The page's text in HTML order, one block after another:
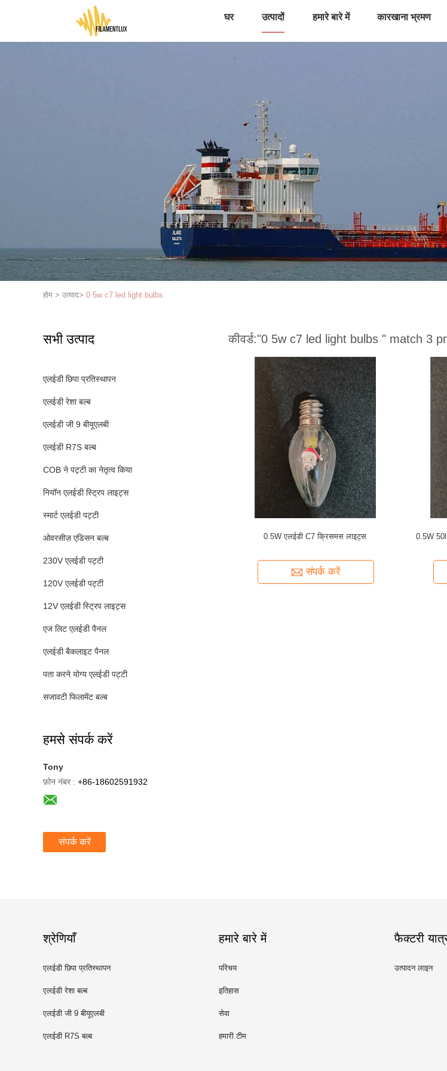
घर उत्पादों हमारे बारे में कारखाना भ्रमण
होम > उत्पाद> 0 5w c7 led light bulbs
सभी उत्पाद
एलईडी छिपा प्रतिस्थापन
एलईडी रेशा बल्ब
एलईडी जी 9 बीयूएलबी
एलईडी R7S बल्ब
COB ने पट्टी का नेतृत्व किया
नियॉन एलईडी स्ट्रिप लाइट्स
स्मार्ट एलईडी पट्टी
ओवरसीज़ एडिसन बल्ब
230V एलईडी पट्टी
120V एलईडी पट्टी
12V एलईडी स्ट्रिप लाइट्स
एज लिट एलईडी पैनल
एलईडी बैकलाइट पैनल
पता करने योग्य एलईडी पट्टी
सजावटी फिलामेंट बल्ब
हमसे संपर्क करें
Tony
फ़ोन नंबर : +86-18602591932
संपर्क करें
कीवर्ड:"0 5w c7 led light bulbs " match 3
0.5W एलईडी C7 क्रिसमस लाइट्स
संपर्क करें
0.5W
श्रेणियाँ
एलईडी छिपा प्रतिस्थापन
एलईडी रेशा बल्ब
एलईडी जी 9 बीयूएलबी
एलईडी R7S बल्ब
हमारे बारे में
परिचय
इतिहास
सेवा
हमारी टीम
फैक्टरी
उत्पादन लाइन